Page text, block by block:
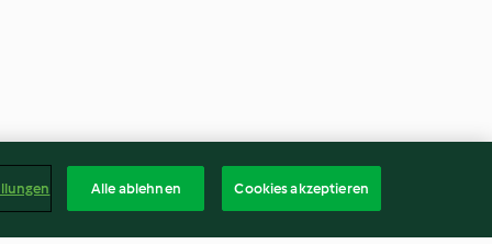
Alle ablehnen Cookies akzeptieren